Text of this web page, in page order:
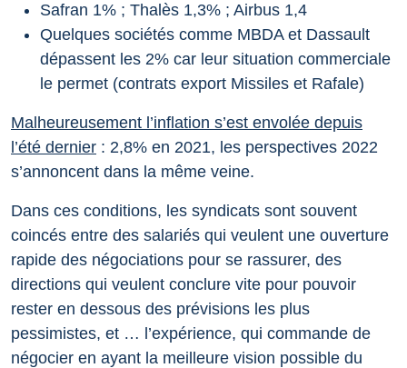
Safran 1% ; Thalès 1,3% ; Airbus 1,4
Quelques sociétés comme MBDA et Dassault
dépassent les 2% car leur situation commerciale
le permet (contrats export Missiles et Rafale)
Malheureusement l’inflation s’est envolée depuis
l’été dernier : 2,8% en 2021, les perspectives 2022
s’annoncent dans la même veine.
Dans ces conditions, les syndicats sont souvent
coincés entre des salariés qui veulent une ouverture
rapide des négociations pour se rassurer, des
directions qui veulent conclure vite pour pouvoir
rester en dessous des prévisions les plus
pessimistes, et … l’expérience, qui commande de
négocier en ayant la meilleure vision possible du